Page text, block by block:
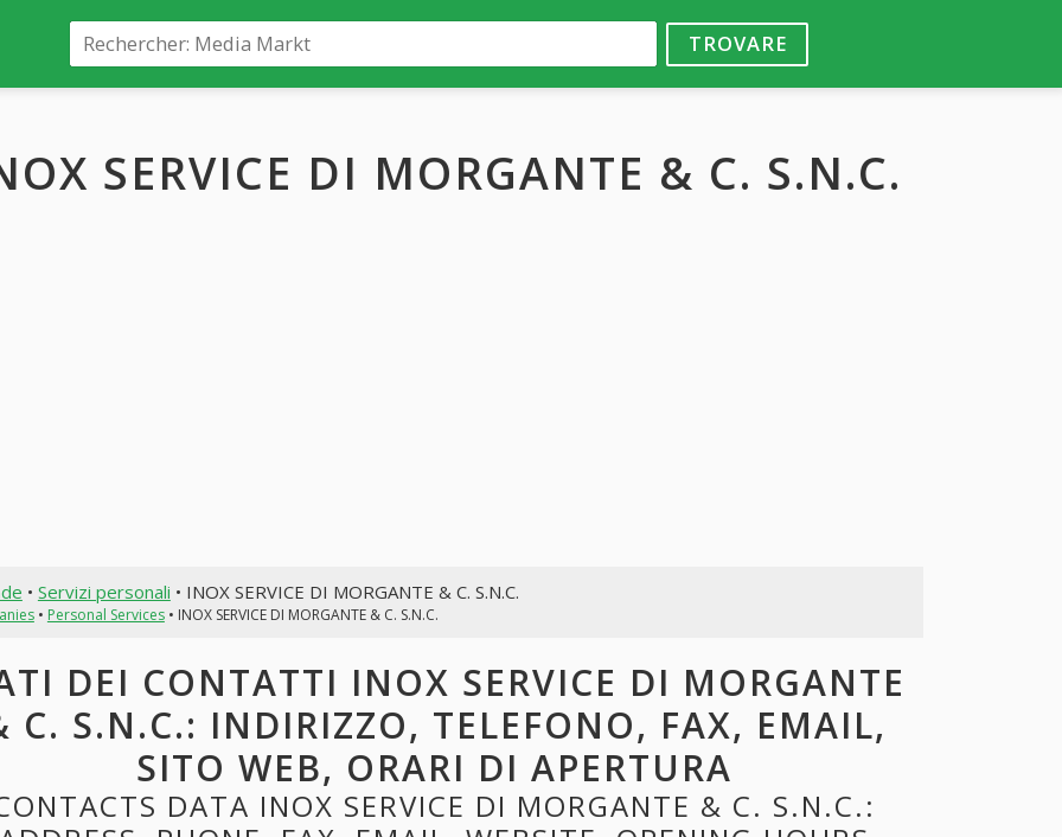
TROVARE
SERVICE DI MORGANTE & C. S.N.C.
• Servizi personali • INOX SERVICE DI MORGANTE & C. S.N.C.
• Personal Services• INOX SERVICE DI MORGANTE & C. S.N.C.
DEI CONTATTI INOX SERVICE DI MORGANTE
C. S.N.C.: INDIRIZZO, TELEFONO, FAX, EMAIL,
SITO WEB, ORARI DI APERTURA
DATA INOX SERVICE DI MORGANTE & C. S.N.C.: